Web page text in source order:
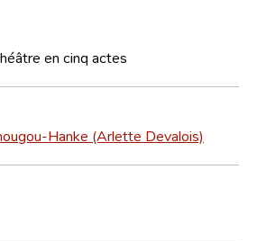
Antworten
en cinq actes
Hanke (Arlette Devalois)